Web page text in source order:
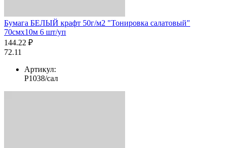
Бумага БЕЛЫЙ крафт 50г/м2 "Тонировка салатовый"
70смх10м 6 шт/уп
144.22 ₽
72.11
Артикул:
Р1038/сал